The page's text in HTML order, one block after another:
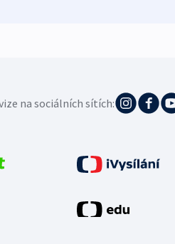
na sociálních sítích: